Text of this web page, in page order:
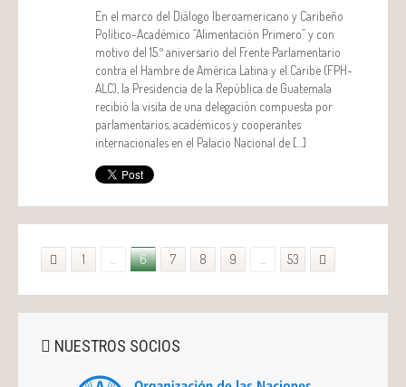
En el marco del Diálogo Iberoamericano y Caribeño
Político-Académico “Alimentación Primero” y con
motivo del 15.º aniversario del Frente Parlamentario
contra el Hambre de América Latina y el Caribe (FPH-
ALC), la Presidencia de la República de Guatemala
recibió la visita de una delegación compuesta por
parlamentarios, académicos y cooperantes
internacionales en el Palacio Nacional de […]
1 6 7 8 9 53
NUESTROS SOCIOS